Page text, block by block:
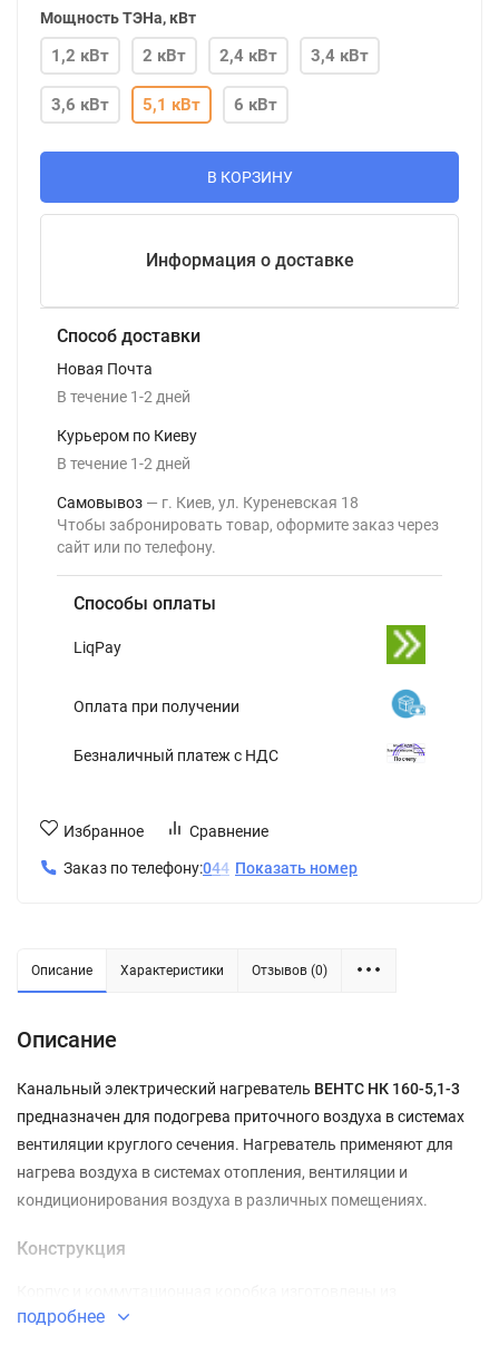
Мощность ТЭНа, кВт
1,2 кВт 2 кВт 2,4 кВт 3,4 кВт
3,6 кВт 5,1 кВт 6 кВт
В КОРЗИНУ
Информация о доставке
Способ доставки
Новая Почта
В течение 1-2 дней
Курьером по Киеву
В течение 1-2 дней
Самовывоз
г. Киев, ул. Куреневская 18
Чтобы забронировать товар, оформите заказ через
сайт или по телефону.
Способы оплаты
LiqPay
Оплата при получении
Безналичный платеж с НДС
Избранное Сравнение
Заказ по телефону:044 Показать номер
Описание Характеристики Отзывов (0)
Описание
Канальный электрический нагреватель ВЕНТС НК 160-5,1-3
предназначен для подогрева приточного воздуха в системах
вентиляции круглого сечения. Нагреватель применяют для
нагрева воздуха в системах отопления, вентиляции и
кондиционирования воздуха в различных помещениях.
Конструкция
оцинкованной стали, нагревательные элементы – из
подробнее